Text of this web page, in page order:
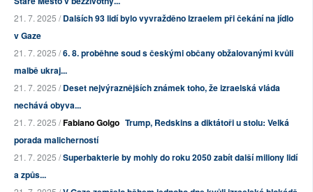
21. 7. 2025 /Dalších 93 lidí bylo vyvražděno Izraelem při čekání na jídlo
v Gaze
21. 7. 2025 /6. 8. proběhne soud s českými občany obžalovanými kvůli
malbě ukraj...
21. 7. 2025 /Deset nejvýraznějších známek toho, že izraelská vláda
nechává obyva...
21. 7. 2025 /Fabiano Golgo Trump, Redskins a diktátoři u stolu: Velká
porada malicherností
21. 7. 2025 /Superbakterie by mohly do roku 2050 zabít další miliony lidí
a způs...